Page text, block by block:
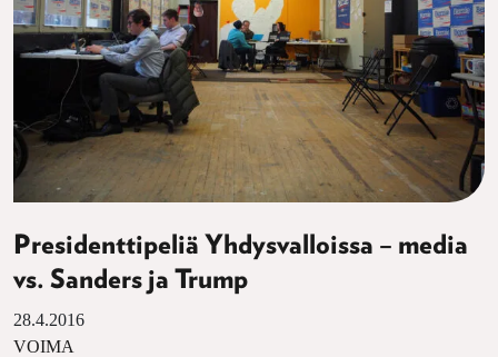
Presidenttipeliä Yhdysvalloissa – media
vs. Sanders ja Trump
28.4.2016
VOIMA